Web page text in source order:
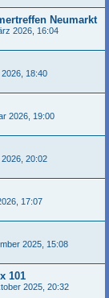
Neumarkt
2026, 16:04
18:40
2026, 19:00
20:02
17:07
2025, 15:08
101
2025, 20:32